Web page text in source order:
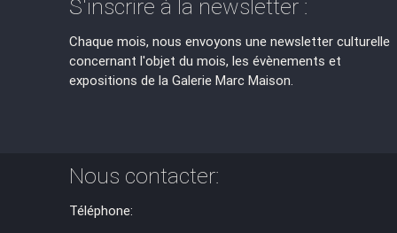
S'inscrire à la newsletter :
Chaque mois, nous envoyons une newsletter culturelle
concernant l'objet du mois, les évènements et
expositions de la Galerie Marc Maison.
Nous contacter:
Téléphone: